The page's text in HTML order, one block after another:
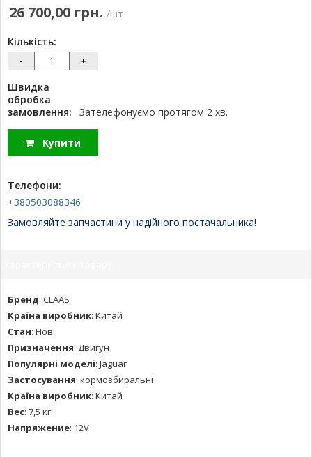
26 700,00 грн. /шт
Кількість:
- +
Швидка
обробка
замовлення:
Зателефонуємо протягом 2 хв.
Купити
Телефони:
+380503088346
Замовляйте запчастини у надійного постачальника!
Бренд: CLAAS
Країна виробник: Китай
Стан: Нові
Призначення: Двигун
Популярні моделі: Jaguar
Застосування: кормозбиральні
Країна виробник: Китай
Вес: 7,5 кг.
Напряжение: 12V